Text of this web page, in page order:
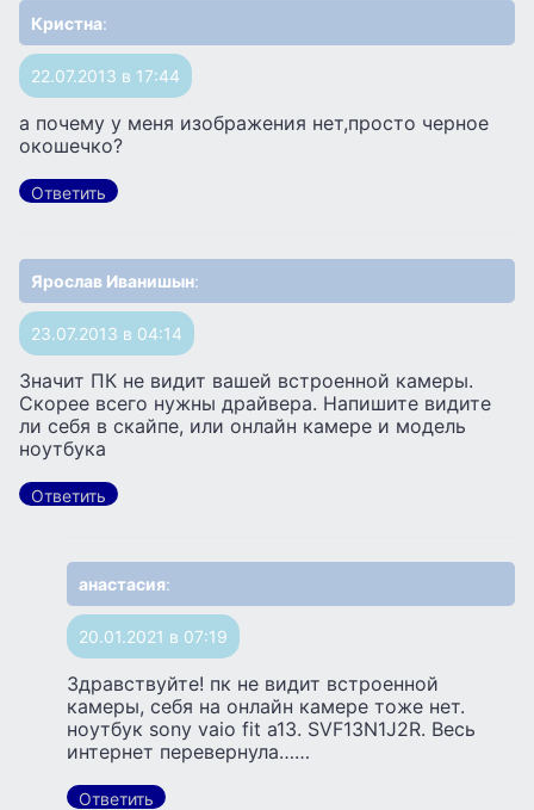
Кристна:
22.07.2013 в 17:44
а почему у меня изображения нет,просто черное
окошечко?
Ответить
Ярослав Иванишын:
23.07.2013 в 04:14
Значит ПК не видит вашей встроенной камеры.
Скорее всего нужны драйвера. Напишите видите
ли себя в скайпе, или онлайн камере и модель
ноутбука
Ответить
анастасия:
20.01.2021 в 07:19
Здравствуйте! пк не видит встроенной
камеры, себя на онлайн камере тоже нет.
ноутбук sony vaio fit a13. SVF13N1J2R. Весь
интернет перевернула……
Ответить